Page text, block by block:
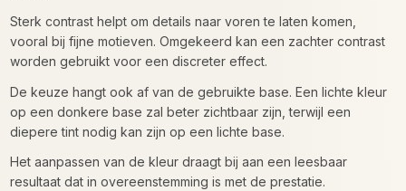
Sterk contrast helpt om details naar voren te laten komen,
vooral bij fijne motieven. Omgekeerd kan een zachter contrast
worden gebruikt voor een discreter effect.
De keuze hangt ook af van de gebruikte base. Een lichte kleur
op een donkere base zal beter zichtbaar zijn, terwijl een
diepere tint nodig kan zijn op een lichte base.
Het aanpassen van de kleur draagt bij aan een leesbaar
resultaat dat in overeenstemming is met de prestatie.